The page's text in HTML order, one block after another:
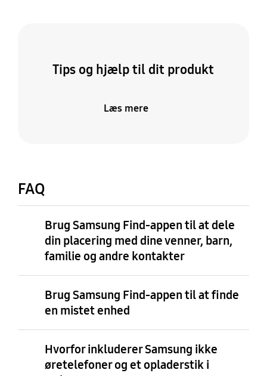
Tips og hjælp til dit produkt
Læs mere
FAQ
Brug Samsung Find-appen til at dele
din placering med dine venner, barn,
familie og andre kontakter
Brug Samsung Find-appen til at finde
en mistet enhed
Hvorfor inkluderer Samsung ikke
øretelefoner og et opladerstik i